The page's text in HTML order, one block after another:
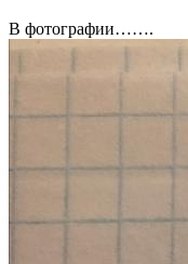
В фотографии…….